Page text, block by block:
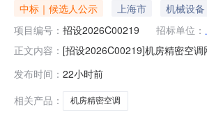
中标｜候选人公示 上海市 机械设备
项目编号： 招设2026C00219 招标单位：
正文内容： [招设2026C00219]机房精密空
公室提出质疑，公示期满无质疑
07日
发布时间： 22小时前
相关产品：
机房精密空调